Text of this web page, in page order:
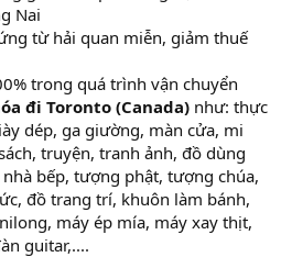
Nai
từ hải quan miễn, giảm thuế
trong quá trình vận chuyển
đi Toronto (Canada) như: thực
dép, ga giường, màn cửa, mi
truyện, tranh ảnh, đồ dùng
bếp, tượng phật, tượng chúa,
đồ trang trí, khuôn làm bánh,
máy ép mía, máy xay thịt,
guitar,....